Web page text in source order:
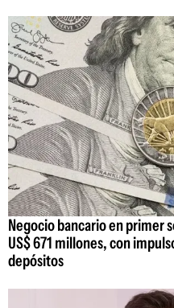
Negocio bancario en primer
US$ 671 millones, con
depósitos